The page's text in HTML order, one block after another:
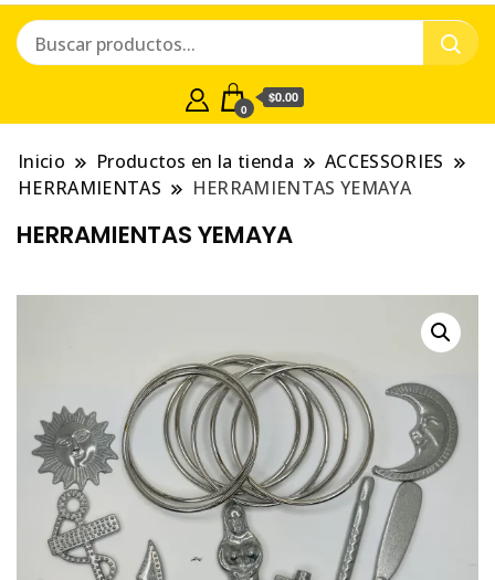
0
$0.00
Inicio Productos en la tienda
ACCESSORIES
HERRAMIENTAS
HERRAMIENTAS YEMAYA
HERRAMIENTAS YEMAYA